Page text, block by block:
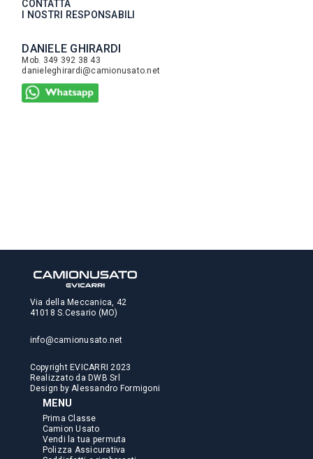
CONTATTA
I NOSTRI RESPONSABILI
DANIELE GHIRARDI
Mob. 349 392 38 43
danieleghirardi@camionusato.net
Via della Meccanica, 42
41018 S.Cesario (MO)
info@camionusato.net
Copyright EVICARRI 2023
Realizzato daDWB Srl
Design by Alessandro Formigoni
MENU
Prima Classe
Camion Usato
Vendi la tua permuta
Polizza Assicurativa